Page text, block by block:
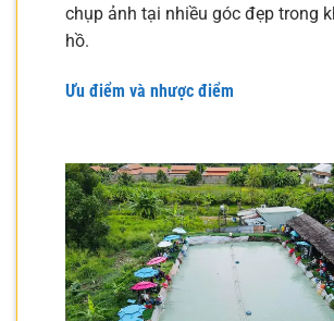
chụp ảnh tại nhiều góc đẹp trong
hồ.
Ưu điểm và nhược điểm